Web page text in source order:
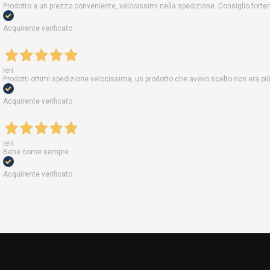
Prodotto a un prezzo conveniente, velocissimi nella spedizione. Consiglio
Acquirente verificato
Ieri
Prodotti ottimi spedizione velocissima, un prodotto che avevo scelto non era
Acquirente verificato
Ieri
Bene come sempre
Acquirente verificato